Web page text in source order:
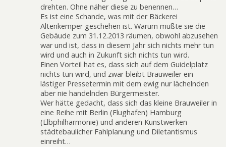
drehten. Ohne näher diese zu benennen…
Es ist eine Schande, was mit der Bäckerei
Altenkemper geschehen ist. Warum mußte sie die
Gebäude zum 31.12.2013 räumen, obwohl abzusehen
war und ist, dass in diesem Jahr sich nichts mehr tun
wird und auch in Zukunft sich nichts tun wird.
Einen Vorteil hat es, dass sich auf dem Guidelplatz
nichts tun wird, und zwar bleibt Brauweiler ein
lästiger Pressetermin mit dem ewig nur lächelnden
aber nie handelnden Bürgermeister.
Wer hätte gedacht, dass sich das kleine Brauweiler in
eine Reihe mit Berlin (Flughafen) Hamburg
(Elbphilharmonie) und anderen Kunstwerken
städtebaulicher Fahlplanung und Diletantismus
einreiht…